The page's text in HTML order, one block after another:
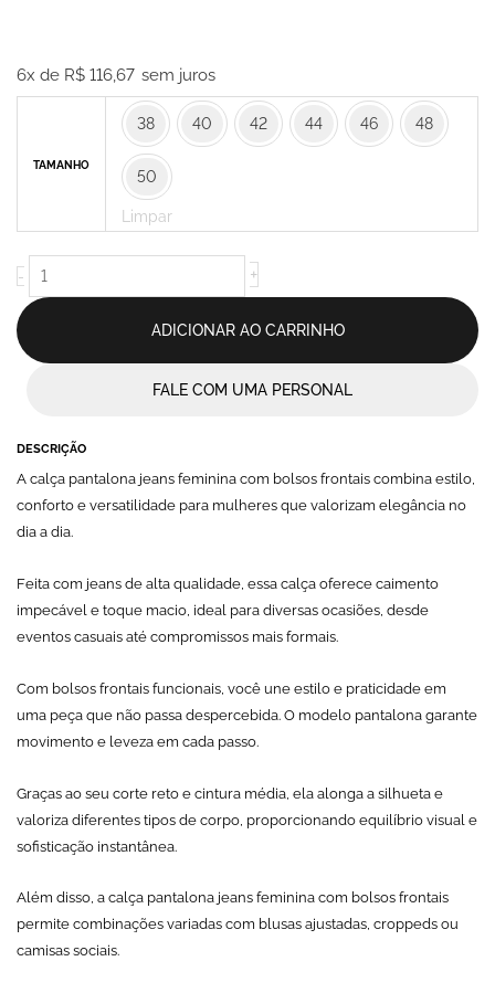
6x de R$ 116,67 sem juros
TAMANHO
38 40 42 44 46 48
50
Limpar
-
Pantalona
com
Mireta
quantidade
+
ADICIONAR AO CARRINHO
FALE COM UMA PERSONAL
DESCRIÇÃO
A calça pantalona jeans feminina com bolsos frontais combina estilo,
conforto e versatilidade para mulheres que valorizam elegância no
dia a dia.
Feita com jeans de alta qualidade, essa calça oferece caimento
impecável e toque macio, ideal para diversas ocasiões, desde
eventos casuais até compromissos mais formais.
Com bolsos frontais funcionais, você une estilo e praticidade em
uma peça que não passa despercebida. O modelo pantalona garante
movimento e leveza em cada passo.
Graças ao seu corte reto e cintura média, ela alonga a silhueta e
valoriza diferentes tipos de corpo, proporcionando equilíbrio visual e
sofisticação instantânea.
Além disso, a calça pantalona jeans feminina com bolsos frontais
permite combinações variadas com blusas ajustadas, croppeds ou
camisas sociais.